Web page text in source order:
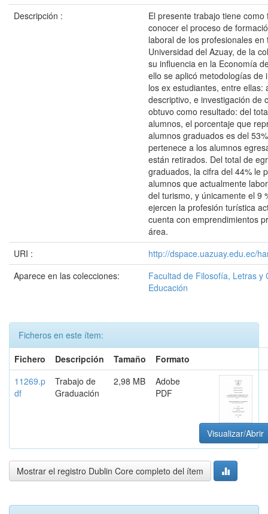
Descripción :
El presente trabajo tiene como
conocer el proceso de
laboral de los profesionales en
Universidad del Azuay, de la
su influencia en la Economía
ello se aplicó metodologías de
los ex estudiantes, entre ellas:
descriptivo, e investigación de
obtuvo como resultado: del
alumnos, el porcentaje que
alumnos graduados es del
pertenece a los alumnos
están retirados. Del total de
graduados, la cifra del 44% le
alumnos que actualmente
del turismo, y únicamente el 9
ejercen la profesión turística
cuenta con emprendimientos
área.
URI :
http://dspace.uazuay.edu.ec/
Aparece en las colecciones:
Facultad de Filosofía, Letras y
Educación
Ficheros en este ítem:
Fichero
Descripción Tamaño
Formato
11269.p
df
Trabajo de
Graduación
2,98 MB
Adobe
PDF
Visualizar/Abrir
Mostrar el registro Dublin Core completo del ítem